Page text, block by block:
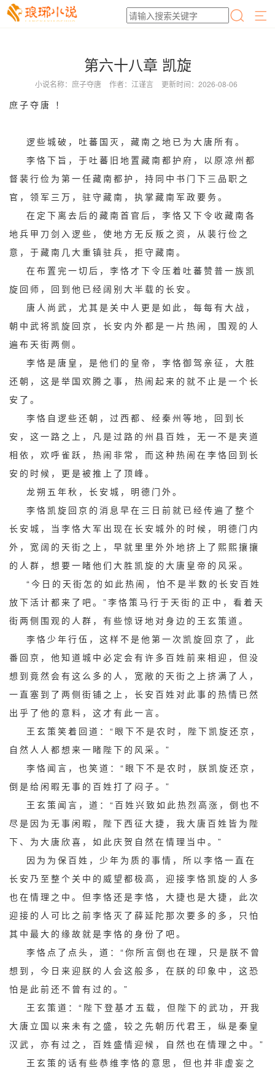
第六十八章 凯旋
小说名称：庶子夺唐 作者：江谨言 更新时间：2026-08-06
庶子夺唐 ！
逻些城破，吐蕃国灭，藏南之地已为大唐所有。
李恪下旨，于吐蕃旧地置藏南都护府，以原凉州都
督裴行俭为第一任藏南都护，持同中书门下三品职之
官，领军三万，驻守藏南，执掌藏南军政要务。
在定下离去后的藏南首官后，李恪又下令收藏南各
地兵甲刀剑入逻些，使地方无反叛之资，从裴行俭之
意，于藏南几大重镇驻兵，拒守藏南。
在布置完一切后，李恪才下令压着吐蕃赞普一族凯
旋回师，回到他已经阔别大半载的长安。
唐人尚武，尤其是关中人更是如此，每每有大战，
朝中武将凯旋回京，长安内外都是一片热闹，围观的人
遍布天街两侧。
李恪是唐皇，是他们的皇帝，李恪御驾亲征，大胜
还朝，这是举国欢腾之事，热闹起来的就不止是一个长
安了。
李恪自逻些还朝，过西都、经秦州等地，回到长
安，这一路之上，凡是过路的州县百姓，无一不是夹道
相依，欢呼雀跃，热闹非常，而这种热闹在李恪回到长
安的时候，更是被推上了顶峰。
龙朔五年秋，长安城，明德门外。
李恪凯旋回京的消息早在三日前就已经传遍了整个
长安城，当李恪大军出现在长安城外的时候，明德门内
外，宽阔的天街之上，早就里里外外地挤上了熙熙攘攘
的人群，想要一睹他们大胜凯旋的大唐皇帝的风采。
“今日的天街怎的如此热闹，怕不是半数的长安百姓
放下活计都来了吧。”李恪策马行于天街的正中，看着天
街两侧围观的人群，有些惊讶地对身边的王玄策道。
李恪少年行伍，这样不是他第一次凯旋回京了，此
番回京，他知道城中必定会有许多百姓前来相迎，但没
想到竟然会有这么多的人，宽敞的天街之上挤满了人，
一直塞到了两侧街铺之上，长安百姓对此事的热情已然
出乎了他的意料，这才有此一言。
王玄策笑着回道：“眼下不是农时，陛下凯旋还京，
自然人人都想来一睹陛下的风采。”
李恪闻言，也笑道：“眼下不是农时，朕凯旋还京，
倒是给闲暇无事的百姓打了闷子。”
王玄策闻言，道：“百姓兴致如此热烈高涨，倒也不
尽是因为无事闲暇，陛下西征大捷，我大唐百姓皆为陛
下、为大唐欣喜，如此庆贺自然在情理当中。”
因为为保百姓，少年为质的事情，所以李恪一直在
长安乃至整个关中的威望都极高，迎接李恪凯旋的人多
也在情理之中。但李恪还是李恪，大捷也是大捷，此次
迎接的人可比之前李恪灭了薛延陀那次要多的多，只怕
其中最大的缘故就是李恪的身份了吧。
李恪点了点头，道：“你所言倒也在理，只是朕不曾
想到，今日来迎朕的人会这般多，在朕的印象中，这恐
怕是此前还不曾有过的。”
王玄策道：“陛下登基才五载，但陛下的武功，开我
大唐立国以来未有之盛，较之先朝历代君王，纵是秦皇
汉武，亦有过之，百姓盛情迎候，自然也在情理之中。”
王玄策的话有些恭维李恪的意思，但也并非虚妄之